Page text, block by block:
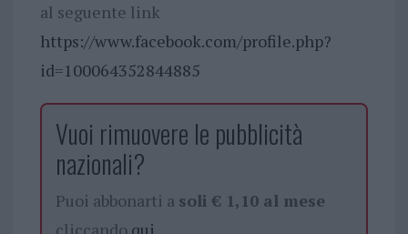
al seguente link
https://www.facebook.com/profile.php?
id=100064352844885
Vuoi rimuovere le pubblicità
nazionali?
Puoi abbonarti a soli € 1,10 al mese